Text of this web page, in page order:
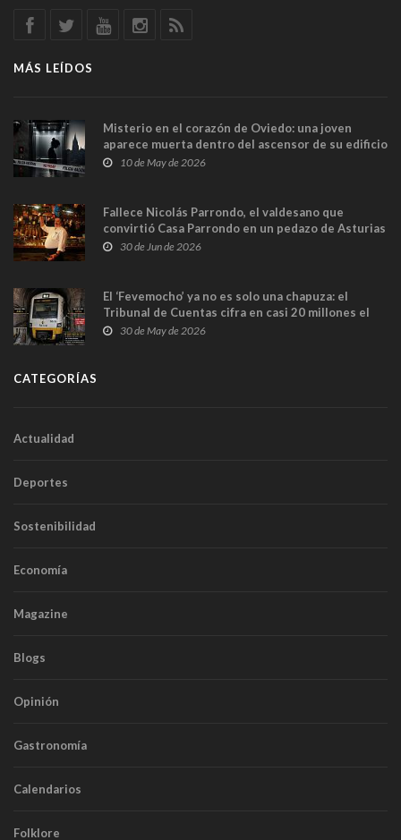
MÁS LEÍDOS
Misterio en el corazón de Oviedo: una joven
aparece muerta dentro del ascensor de su edificio
y las cámaras captan sus últimos minutos
10 de May de 2026
Fallece Nicolás Parrondo, el valdesano que
convirtió Casa Parrondo en un pedazo de Asturias
en Madrid
30 de Jun de 2026
El ‘Fevemocho’ ya no es solo una chapuza: el
Tribunal de Cuentas cifra en casi 20 millones el
sobrecoste de los trenes que no cabían por los
30 de May de 2026
CATEGORÍAS
Actualidad
Deportes
Sostenibilidad
Economía
Magazine
Blogs
Opinión
Gastronomía
Calendarios
Folklore